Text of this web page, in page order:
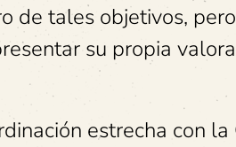
de tales objetivos,
su propia
estrecha con